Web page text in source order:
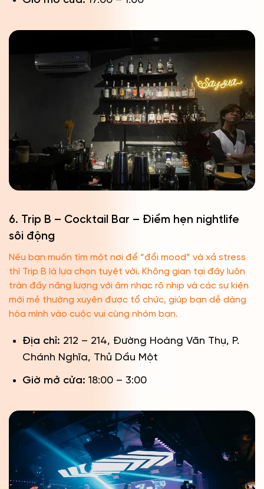
6. Trip B – Cocktail Bar – Điểm hẹn nightlife
sôi động
Nếu bạn muốn tìm một nơi để “đổi mood” và xả stress
thì Trip B là lựa chọn tuyệt vời. Không gian tại đây luôn
tràn đầy năng lượng với âm nhạc rõ nhịp và các sự kiện
mới mẻ thường xuyên được tổ chức, giúp bạn dễ dàng
hòa mình vào cuộc vui cùng nhóm bạn.
Địa chỉ: 212 – 214, Đường Hoàng Văn Thụ, P.
Chánh Nghĩa, Thủ Dầu Một
Giờ mở cửa: 18:00 – 3:00